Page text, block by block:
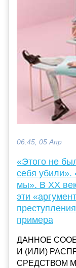
06:45, 05 Апр
«Этого не
себя
мы». В ХХ
эти
примера
ДАННОЕ
И (ИЛИ)
СРЕДСТВОМ